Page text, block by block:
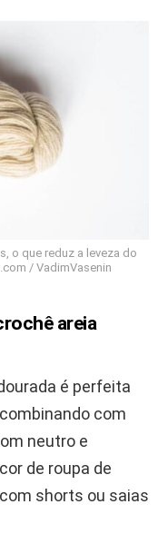
o que reduz a leveza do
/ VadimVasenin
areia
é perfeita
com
neutro e
de roupa de
shorts ou saias